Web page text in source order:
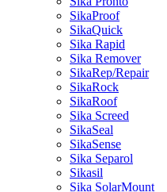
SikaProof
SikaQuick
Sika Rapid
Sika Remover
SikaRep/Repair
SikaRock
SikaRoof
Sika Screed
SikaSeal
SikaSense
Sika Separol
Sikasil
Sika SolarMount